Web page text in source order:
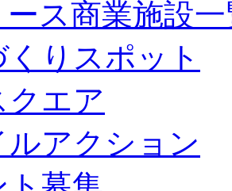
ース商業施設
くりスポット
クエア
ルアクション